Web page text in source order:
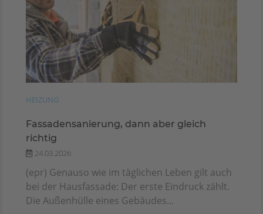
HEIZUNG
Fassadensanierung, dann aber gleich
richtig
24.03.2026
(epr) Genauso wie im täglichen Leben gilt auch
bei der Hausfassade: Der erste Eindruck zählt.
Die Außenhülle eines Gebäudes...